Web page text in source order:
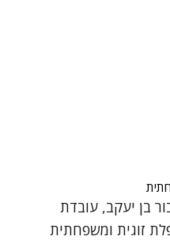
בן יעקב, עובדת
זוגית ומשפחתית